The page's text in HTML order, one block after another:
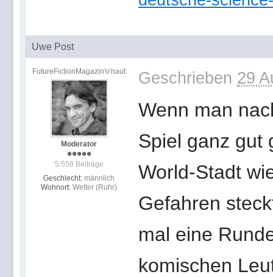
Uwe Post
FutureFictionMagazin'o'naut
Moderator
5.558 Beiträge
Geschlecht: männlich
Wohnort: Wetter (Ruhr)
Geschrieben 29
Wenn man
Spiel ganz gut
World-Stadt
Gefahren
mal eine
komischen